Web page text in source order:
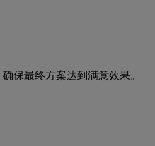
保最终方案达到满意效果。